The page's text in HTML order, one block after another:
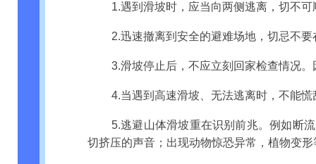
1.遇到滑坡时，应当向两侧逃离，切不
2.迅速撤离到安全的避难场地，切忌不
3.滑坡停止后，不应立刻回家检查情况
4.当遇到高速滑坡、无法逃离时，不能
5.逃避山体滑坡重在识别前兆。例如断
切挤压的声音；出现动物惊恐异常，植物变形